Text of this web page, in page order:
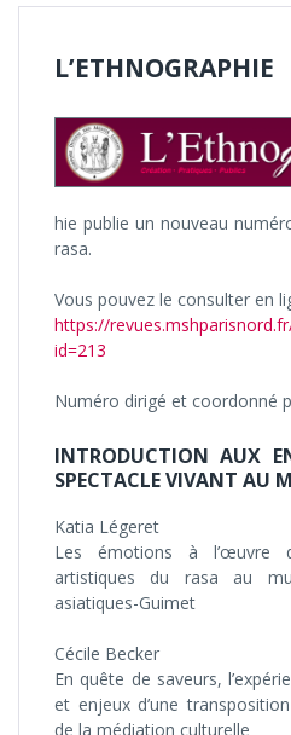
L’ETHNOGRAPHIE
hie publie un nouveau
rasa.
Vous pouvez le consulter en
https://
id=213
Numéro dirigé et coordonné
INTRODUCTION AUX
SPECTACLE VIVANT AU
Katia Légeret
Les émotions à l’œuvre
artistiques du rasa au
asiatiques-Guimet
Cécile Becker
En quête de saveurs,
et enjeux d’une
de la médiation culturelle